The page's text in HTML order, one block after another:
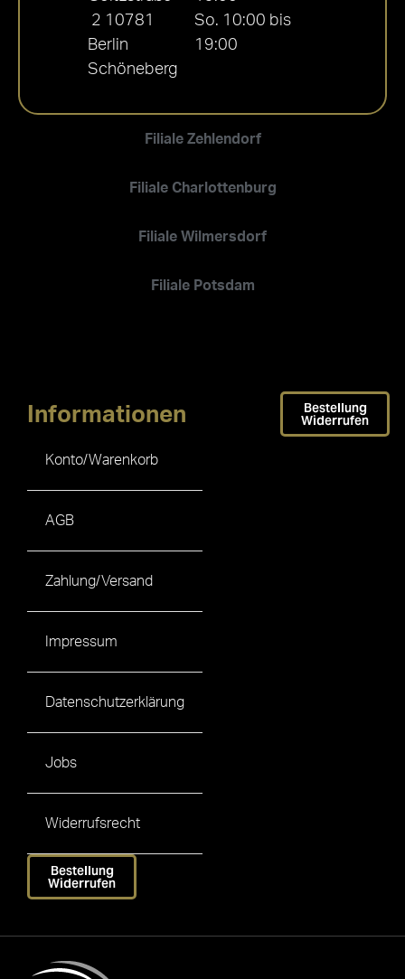
Filiale Zehlendorf
Filiale Charlottenburg
Filiale Wilmersdorf
Filiale Potsdam
2 10781
Berlin
Schöneberg
So. 10:00 bis
19:00
Informationen
Konto/Warenkorb
AGB
Zahlung/Versand
Impressum
Datenschutzerklärung
Jobs
Widerrufsrecht
Bestellung
Widerrufen
Bestellung
Widerrufen